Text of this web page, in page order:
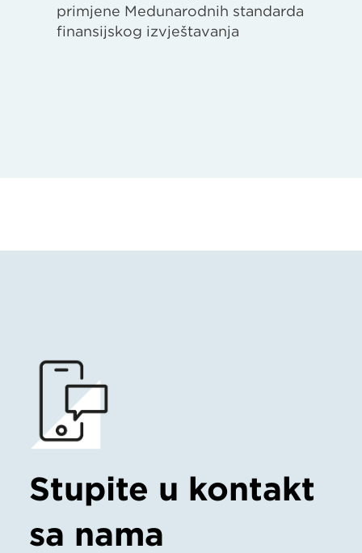
primjene Međunarodnih standarda
finansijskog izvještavanja
Stupite u kontakt
sa nama